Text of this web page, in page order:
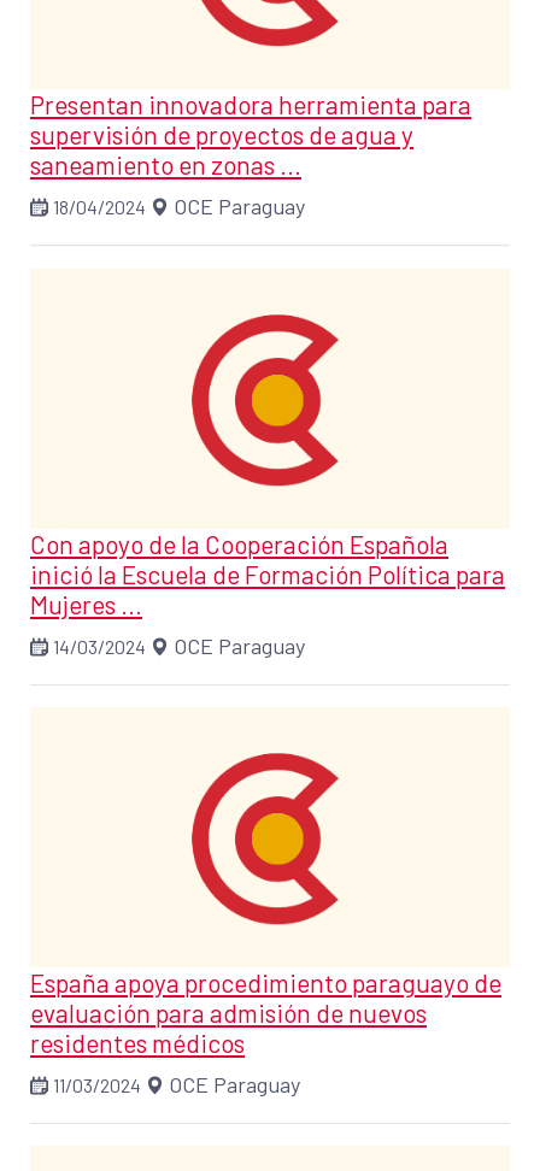
Presentan innovadora herramienta para
supervisión de proyectos de agua y
saneamiento en zonas ...
18/04/2024 OCE Paraguay
Con apoyo de la Cooperación Española
inició la Escuela de Formación Política para
Mujeres ...
14/03/2024 OCE Paraguay
España apoya procedimiento paraguayo de
evaluación para admisión de nuevos
residentes médicos
11/03/2024 OCE Paraguay